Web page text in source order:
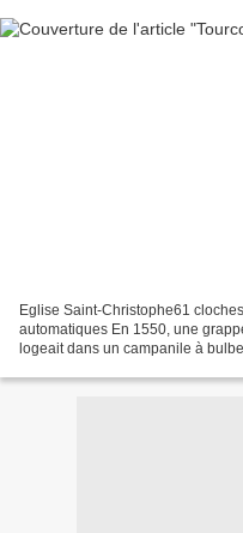
Eglise Saint-Christophe61
automatiques En 1550, une
logeait dans un campanile à